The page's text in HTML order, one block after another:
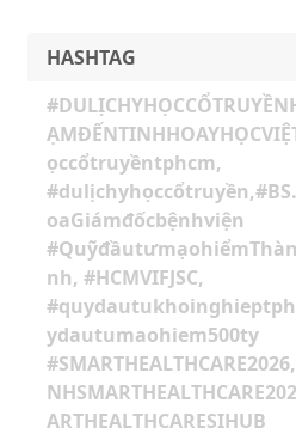
HASHTAG
ọccổtruyềntphcm,
oaGiámđốcbệnhviện
nh, #HCMVIFJSC,
ydautumaohiem500ty